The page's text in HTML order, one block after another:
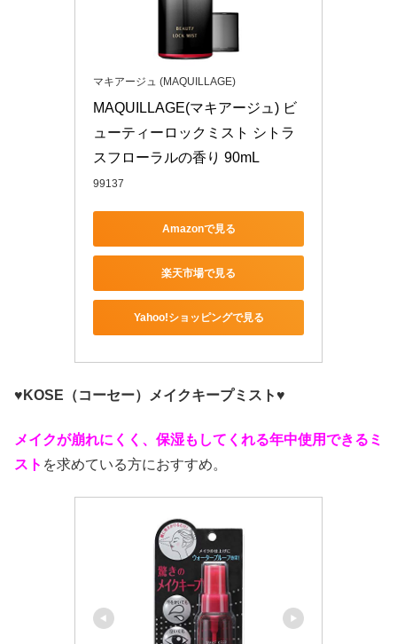
マキアージュ (MAQUILLAGE)
MAQUILLAGE(マキアージュ) ビ
ューティーロックミスト シトラ
スフローラルの香り 90mL
99137
Amazonで見る
楽天市場で見る
Yahoo!ショッピングで見る
♥KOSE（コーセー）メイクキープミスト♥
メイクが崩れにくく、保湿もしてくれる年中使用できるミ
スト を求めている方におすすめ。